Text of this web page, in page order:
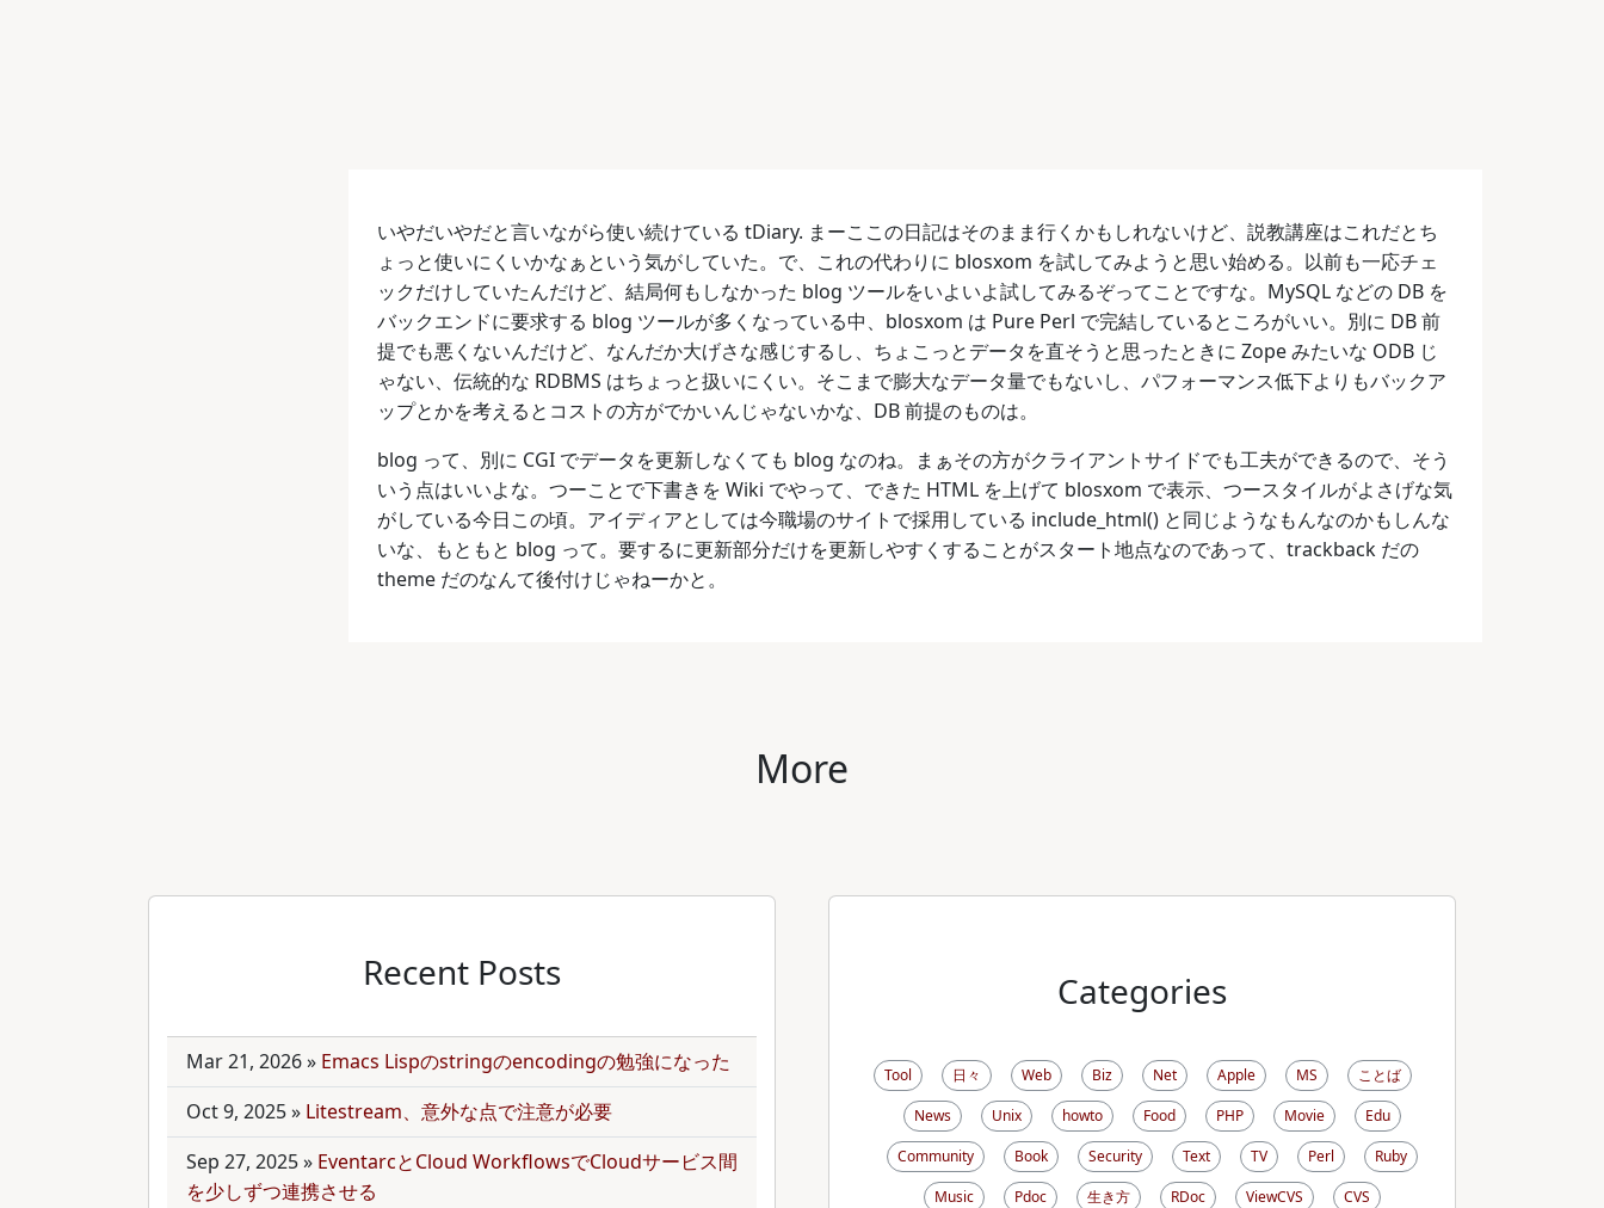
いやだいやだと言いながら使い続けている tDiary. まーここの日記はそのまま行くかもしれないけど、説教講座はこれだとち
ょっと使いにくいかなぁという気がしていた。で、これの代わりに blosxom を試してみようと思い始める。以前も一応チェ
ックだけしていたんだけど、結局何もしなかった blog ツールをいよいよ試してみるぞってことですな。MySQL などの DB を
バックエンドに要求する blog ツールが多くなっている中、blosxom は Pure Perl で完結しているところがいい。別に DB 前
提でも悪くないんだけど、なんだか大げさな感じするし、ちょこっとデータを直そうと思ったときに Zope みたいな ODB じ
ゃない、伝統的な RDBMS はちょっと扱いにくい。そこまで膨大なデータ量でもないし、パフォーマンス低下よりもバックア
ップとかを考えるとコストの方がでかいんじゃないかな、DB 前提のものは。
blog って、別に CGI でデータを更新しなくても blog なのね。まぁその方がクライアントサイドでも工夫ができるので、そう
いう点はいいよな。つーことで下書きを Wiki でやって、できた HTML を上げて blosxom で表示、つースタイルがよさげな気
がしている今日この頃。アイディアとしては今職場のサイトで採用している include_html() と同じようなもんなのかもしんな
いな、もともと blog って。要するに更新部分だけを更新しやすくすることがスタート地点なのであって、trackback だの
theme だのなんて後付けじゃねーかと。
More
Recent Posts
Mar 21, 2026» Emacs Lispのstringのencodingの勉強になった
Oct 9, 2025» Litestream、意外な点で注意が必要
Sep 27, 2025» EventarcとCloud WorkflowsでCloudサービス間
を少しずつ連携させる
Categories
Tool 日々 Web Biz Net Apple MS
ことば
News
Unix howto Food PHP Movie
Edu
Community
Book Security Text TV Perl
Ruby
Music
Pdoc 生き方 RDoc ViewCVS
CVS